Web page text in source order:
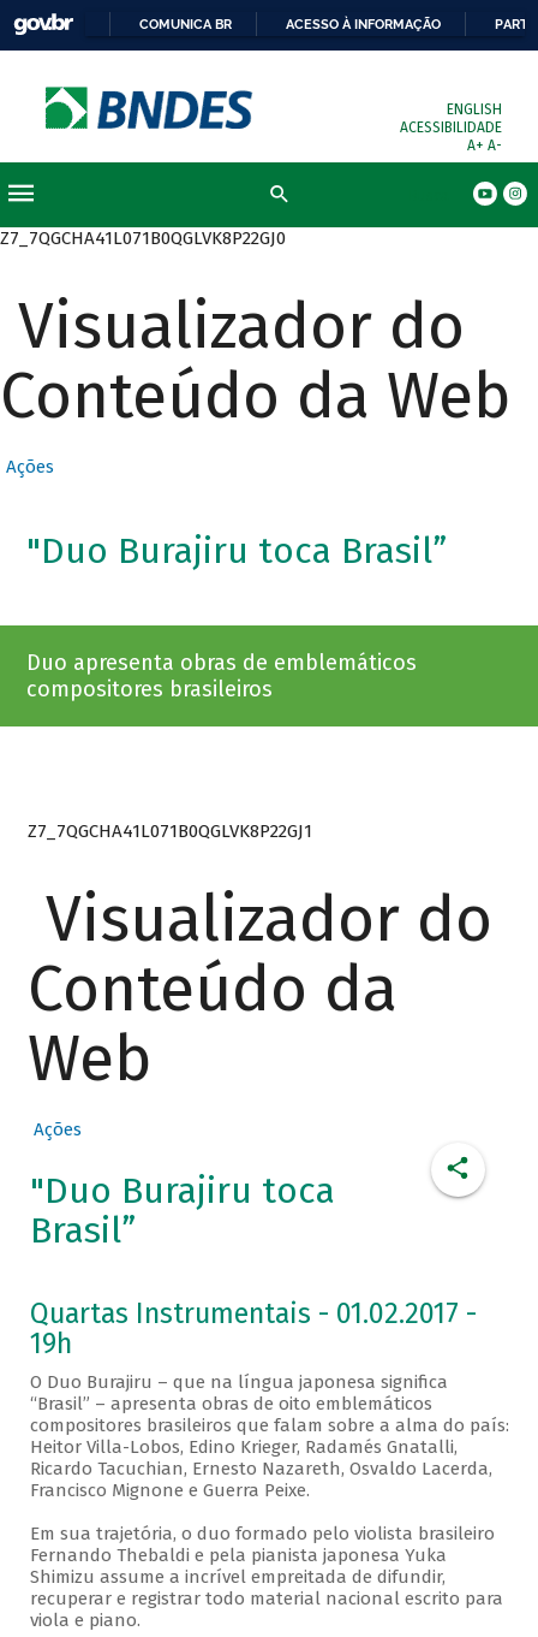
COMUNICA BR ACESSO À INFORMAÇÃO
ENGLISH
ACESSIBILIDADE
A+ A-
Z7_7QGCHA41L071B0QGLVK8P22GJ0
Visualizador do
Conteúdo da Web
Ações
"Duo Burajiru toca Brasil”
Duo apresenta obras de emblemáticos
compositores brasileiros
Z7_7QGCHA41L071B0QGLVK8P22GJ1
Visualizador do
Conteúdo da
Web
Ações
"Duo Burajiru toca
Brasil”
Quartas Instrumentais - 01.02.2017 -
19h
O Duo Burajiru – que na língua japonesa significa
“Brasil” – apresenta obras de oito emblemáticos
compositores brasileiros que falam sobre a alma do país:
Heitor Villa-Lobos, Edino Krieger, Radamés Gnatalli,
Ricardo Tacuchian, Ernesto Nazareth, Osvaldo Lacerda,
Francisco Mignone e Guerra Peixe.
Em sua trajetória, o duo formado pelo violista brasileiro
Fernando Thebaldi e pela pianista japonesa Yuka
Shimizu assume a incrível empreitada de difundir,
recuperar e registrar todo material nacional escrito para
viola e piano.